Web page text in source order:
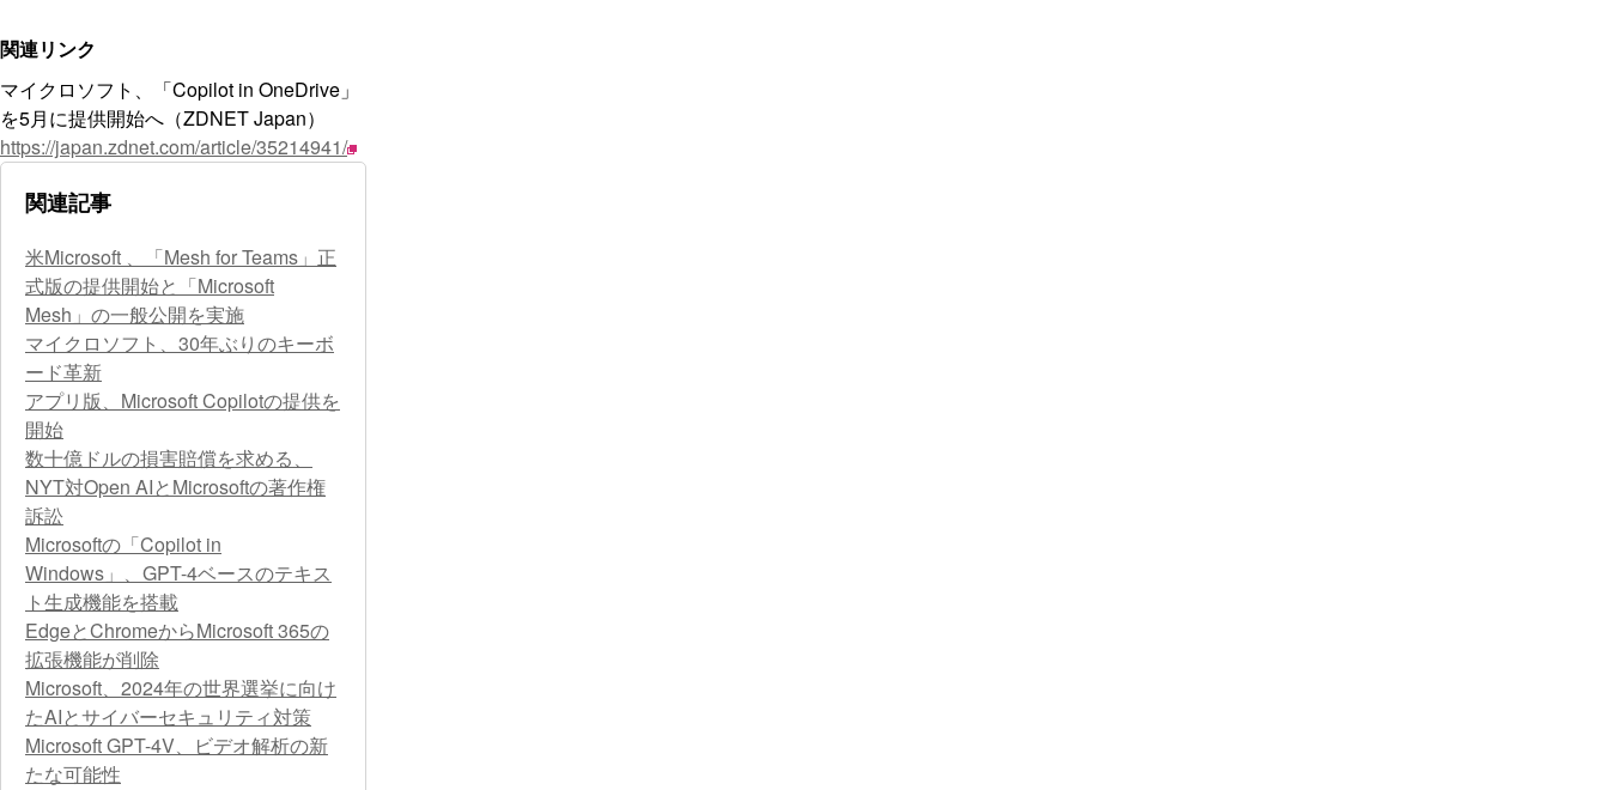
関連リンク
マイクロソフト、「Copilot in OneDrive」
を5月に提供開始へ（ZDNET Japan）
https://japan.zdnet.com/article/35214941/
関連記事
米Microsoft 、「Mesh for Teams」正
式版の提供開始と「Microsoft
Mesh」の一般公開を実施
マイクロソフト、30年ぶりのキーボ
ード革新
アプリ版、Microsoft Copilotの提供を
開始
数十億ドルの損害賠償を求める、
NYT対Open AIとMicrosoftの著作権
訴訟
Microsoftの「Copilot in
Windows」、GPT-4ベースのテキス
ト生成機能を搭載
EdgeとChromeからMicrosoft 365の
拡張機能が削除
Microsoft、2024年の世界選挙に向け
たAIとサイバーセキュリティ対策
Microsoft GPT-4V、ビデオ解析の新
たな可能性